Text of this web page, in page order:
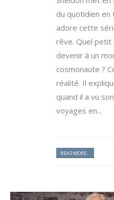
du quotidien en
adore cette
rêve. Quel petit
devenir à un
cosmonaute ?
réalité. Il
quand il a vu
voyages en...
READ MORE...